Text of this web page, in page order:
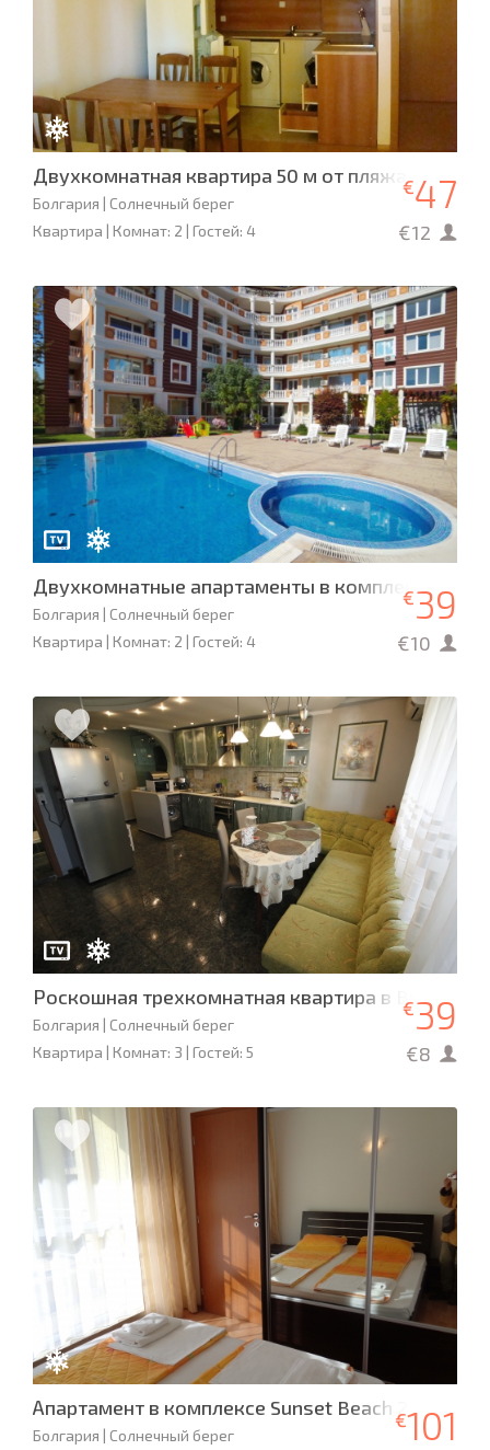
Двухкомнатная квартира 50 м от пляжа,
Болгария | Солнечный берег
Квартира | Комнат: 2 | Гостей: 4
€47
€12
Двухкомнатные апартаменты в комплексе Villa
Болгария | Солнечный берег
Квартира | Комнат: 2 | Гостей: 4
€39
€10
Роскошная трехкомнатная квартира в Bravo 1
Болгария | Солнечный берег
Квартира | Комнат: 3 | Гостей: 5
€39
€8
Апартамент в комплексе Sunset Beach 2
Болгария | Солнечный берег
€101